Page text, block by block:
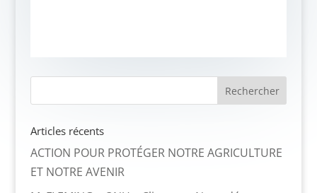
Articles récents
ACTION POUR PROTÉGER NOTRE AGRICULTURE
ET NOTRE AVENIR